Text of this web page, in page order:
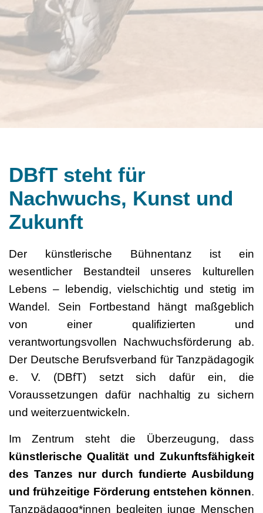
DBfT steht für
Nachwuchs, Kunst und
Zukunft
Der künstlerische Bühnentanz ist ein
wesentlicher Bestandteil unseres kulturellen
Lebens – lebendig, vielschichtig und stetig im
Wandel. Sein Fortbestand hängt maßgeblich
von einer qualifizierten und
verantwortungsvollen Nachwuchsförderung ab.
Der Deutsche Berufsverband für Tanzpädagogik
e. V. (DBfT) setzt sich dafür ein, die
Voraussetzungen dafür nachhaltig zu sichern
und weiterzuentwickeln.
Im Zentrum steht die Überzeugung, dass
künstlerische Qualität und Zukunftsfähigkeit
des Tanzes nur durch fundierte Ausbildung
und frühzeitige Förderung entstehen können.
Tanzpädagog*innen begleiten junge Menschen